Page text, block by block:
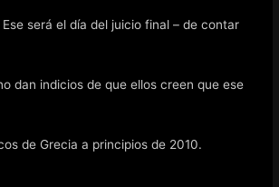
será el día del juicio final – de contar
dan indicios de que ellos creen que ese
de Grecia a principios de 2010.